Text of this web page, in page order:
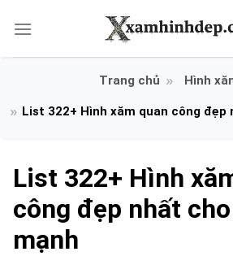
qua
Hình
List 322+ Hình xăm quan công đẹp
List 322+ Hình
công đẹp nhất
mạnh